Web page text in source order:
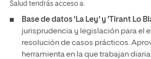
Salud tendrás acceso a:
Base de datos 'La Ley' y 'Tirant Lo
jurisprudencia y legislación para el
resolución de casos prácticos.
herramienta en la que trabajan